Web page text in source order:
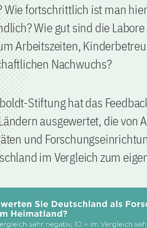
Wie fortschrittlich ist man
Wie gut sind die
Arbeitszeiten,
Nachwuchs?
Stiftung hat das
ausgewertet, die von
und
im Vergleich zum